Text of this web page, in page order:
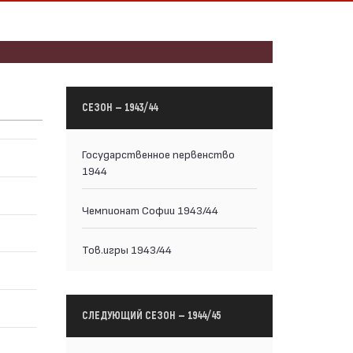
СЕЗОН — 1943/44
Государственное первенство
1944
Чемпионат Софии 1943/44
Тов.игры 1943/44
СЛЕДУЮЩИЙ СЕЗОН — 1944/45